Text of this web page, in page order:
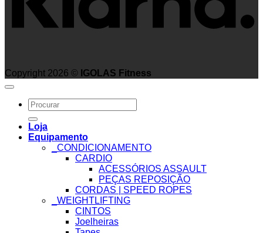
Copyright 2026 © IGOLAS Fitness
Search
for:
Loja
Equipamento
_CONDICIONAMENTO
CARDIO
ACESSÓRIOS ASSAULT
PEÇAS REPOSIÇÃO
CORDAS | SPEED ROPES
_WEIGHTLIFTING
CINTOS
Joelheiras